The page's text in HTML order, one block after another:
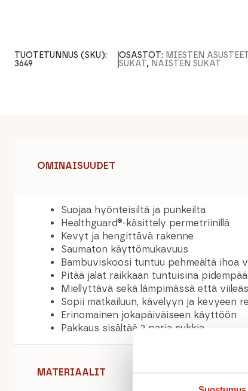
TUOTETUNNUS (SKU):
3649
OSASTOT: MIESTEN
SUKAT, NAISTEN SUKAT
OMINAISUUDET
Suojaa hyönteisiltä ja punkeilta
Healthguard®-käsittely permetriinillä
Kevyt ja hengittävä rakenne
Saumaton käyttömukavuus
Bambuviskoosi tuntuu pehmeältä ihoa
Pitää jalat raikkaan tuntuisina
Miellyttävä sekä lämpimässä että
Sopii matkailuun, kävelyyn ja kevyeen
Erinomainen jokapäiväiseen käyttöön
Pakkaus sisältää 2 paria sukkia
MATERIAALIT